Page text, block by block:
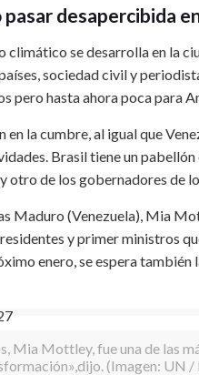
desapercibida
climático se desarrolla en la
sociedad civil y
pero hasta ahora poca para
la cumbre, al igual que
Brasil tiene un
otro de los gobernadores de
Maduro (Venezuela), Mia
y primer ministros
enero, se espera
Mia Mottley, fue una de las
(Imagen: UN